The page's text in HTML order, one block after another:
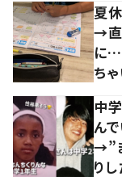
夏
→直
に…
ち
中
ん
→”
り